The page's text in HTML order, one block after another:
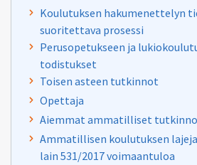
Koulutuksen hakumenettelyn
suoritettava prosessi
Perusopetukseen ja
todistukset
Toisen asteen tutkinnot
Opettaja
Aiemmat ammatilliset
Ammatillisen koulutuksen
lain 531/2017 voimaantuloa